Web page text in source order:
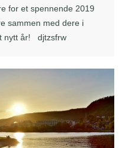
for et spennende 2019
sammen med dere i
nytt år! djtzsfrw